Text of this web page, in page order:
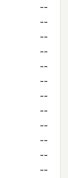
--
--
--
--
--
--
--
--
--
--
--
--